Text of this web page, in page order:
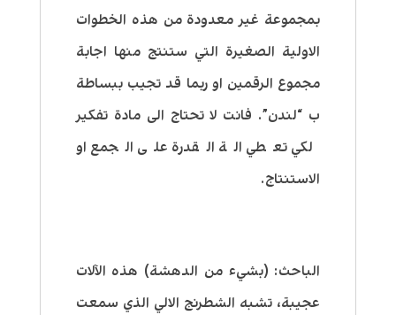
بمجموعة غير معدودة من هذه الخطوات
الاولية الصغيرة التي ستنتج منها اجابة
مجموع الرقمين او ربما قد تجيب ببساطة
ب “لندن”. فانت لا تحتاج الى مادة تفكير
لكي تعطي الة القدرة على الجمع او
الاستنتاج.
الباحث: (بشيء من الدهشة) هذه الآلات
عجيبة، تشبه الشطرنج الالي الذي سمعت